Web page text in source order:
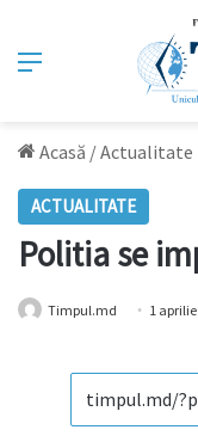
Meniu
Acasă /Actualitate
ACTUALITATE
Politia se
Timpul.md 1